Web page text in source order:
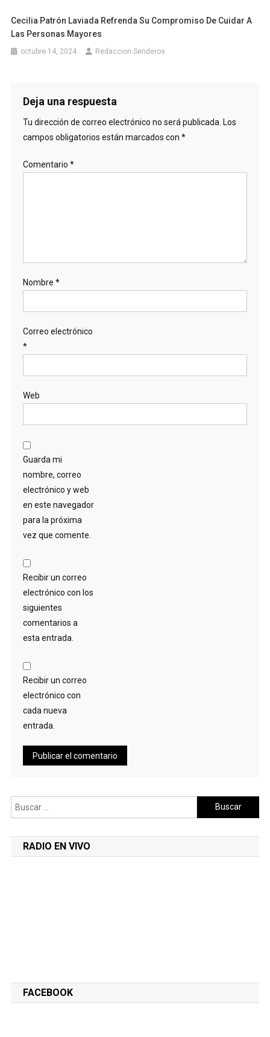
Cecilia Patrón Laviada Refrenda Su Compromiso De Cuidar A
Las Personas Mayores
octubre 14, 2024 Redaccion Senderos
Deja una respuesta
Tu dirección de correo electrónico no será publicada. Los
campos obligatorios están marcados con *
Comentario *
Nombre *
Correo electrónico
*
Web
Guarda mi
nombre, correo
electrónico y web
en este navegador
para la próxima
vez que comente.
Recibir un correo
electrónico con los
siguientes
comentarios a
esta entrada.
Recibir un correo
electrónico con
cada nueva
entrada.
Buscar:
RADIO EN VIVO
FACEBOOK